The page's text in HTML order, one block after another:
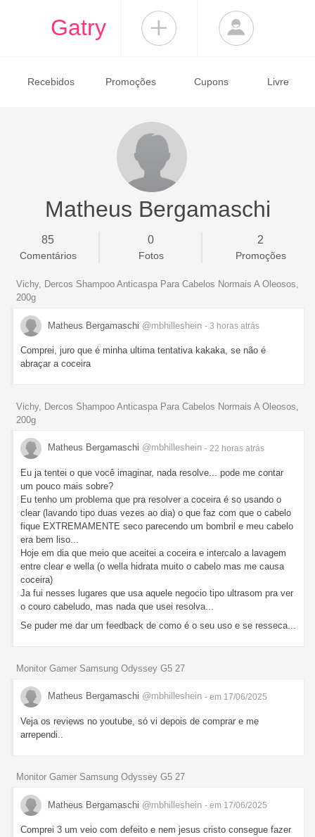
Gatry
Recebidos Promoções Cupons Livre
Matheus Bergamaschi
85
Comentários
0
Fotos
2
Promoções
Vichy, Dercos Shampoo Anticaspa Para Cabelos Normais A Oleosos,
200g
Matheus Bergamaschi @mbhilleshein - 3 horas atrás
Comprei, juro que é minha ultima tentativa kakaka, se não é
abraçar a coceira
Vichy, Dercos Shampoo Anticaspa Para Cabelos Normais A Oleosos,
200g
Matheus Bergamaschi @mbhilleshein - 22 horas atrás
Eu ja tentei o que você imaginar, nada resolve... pode me contar
um pouco mais sobre?
Eu tenho um problema que pra resolver a coceira é so usando o
clear (lavando tipo duas vezes ao dia) o que faz com que o cabelo
fique EXTREMAMENTE seco parecendo um bombril e meu cabelo
era bem liso...
Hoje em dia que meio que aceitei a coceira e intercalo a lavagem
entre clear e wella (o wella hidrata muito o cabelo mas me causa
coceira)
Ja fui nesses lugares que usa aquele negocio tipo ultrasom pra ver
o couro cabeludo, mas nada que usei resolva...
Se puder me dar um feedback de como é o seu uso e se resseca...
Monitor Gamer Samsung Odyssey G5 27
Matheus Bergamaschi @mbhilleshein - em 17/06/2025
Veja os reviews no youtube, só vi depois de comprar e me
arrependi..
Monitor Gamer Samsung Odyssey G5 27
Matheus Bergamaschi @mbhilleshein - em 17/06/2025
Comprei 3 um veio com defeito e nem jesus cristo consegue fazer